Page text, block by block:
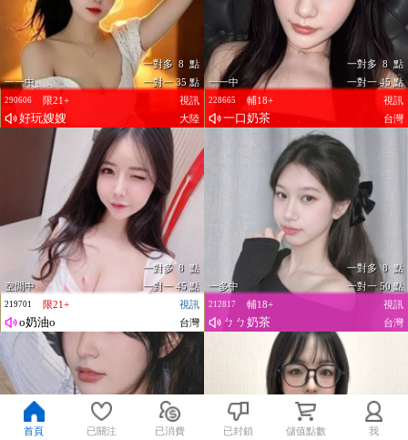
一一中
一對多 8 點
一對一 35 點
限21+
視訊
290606
好玩嫂嫂 大陸
一一中
一對多 8 點
一對一 45 點
輔18+
視訊
228665
一口奶茶 台灣
空閒中
一對多 8 點
一對一 45 點
限21+
視訊
219701
o奶油o 台灣
一多中
一對多 8 點
一對一 50 點
輔18+
視訊
212817
ㄅㄅ奶茶 台灣
首頁 已關注 已消費 已封鎖 儲值點數 我